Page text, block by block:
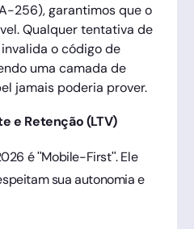
256), garantimos que o
Qualquer tentativa de
o código de
uma camada de
jamais poderia prover.
e Retenção (LTV)
é "Mobile-First". Ele
sua autonomia e